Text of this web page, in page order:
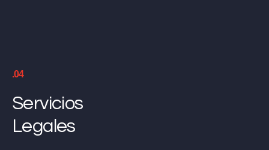
.04
Servicios
Legales